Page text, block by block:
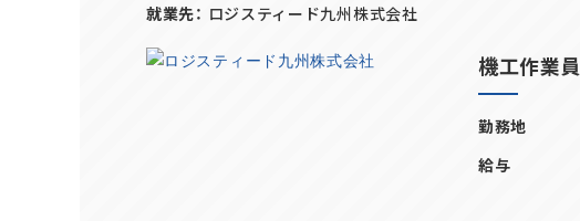
就業先 ロジスティード九州株式会社
機工作業員
勤務地
給与